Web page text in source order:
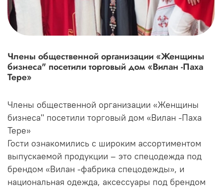
Члены общественной организации «Женщины
бизнеса" посетили торговый дом «Вилан -Паха
Тере»
Члены общественной организации «Женщины
бизнеса" посетили торговый дом «Вилан -Паха
Тере»
Гости ознакомились с широким ассортиментом
выпускаемой продукции – это спецодежда под
брендом «Вилан -фабрика спецодежды», и
национальная одежда, аксессуары под брендом